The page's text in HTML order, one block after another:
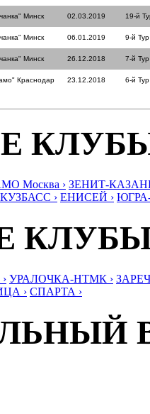
Минск 02.03.2019 19-й
Минск 06.01.2019 9-й Тур
Минск 26.12.2018 7-й Тур
Краснодар 23.12.2018 6-й Тур
Москва › ЗЕНИТ-
КУЗБАСС › ЕНИСЕЙ ›
УРАЛОЧКА-НТМК ›
› СПАРТА ›